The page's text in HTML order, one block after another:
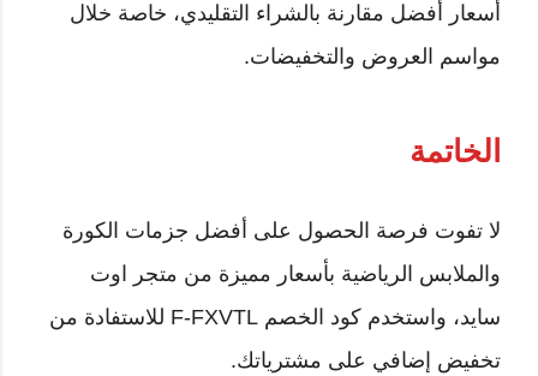
أسعار أفضل مقارنة بالشراء التقليدي، خاصة خلال
مواسم العروض والتخفيضات.
الخاتمة
لا تفوت فرصة الحصول على أفضل جزمات الكورة
والملابس الرياضية بأسعار مميزة من متجر اوت
سايد، واستخدم كود الخصم F-FXVTL للاستفادة من
تخفيض إضافي على مشترياتك.